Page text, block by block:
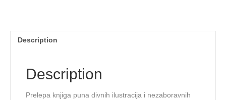
Description
Description
Prelepa knjiga puna divnih ilustracija i nezaboravnih